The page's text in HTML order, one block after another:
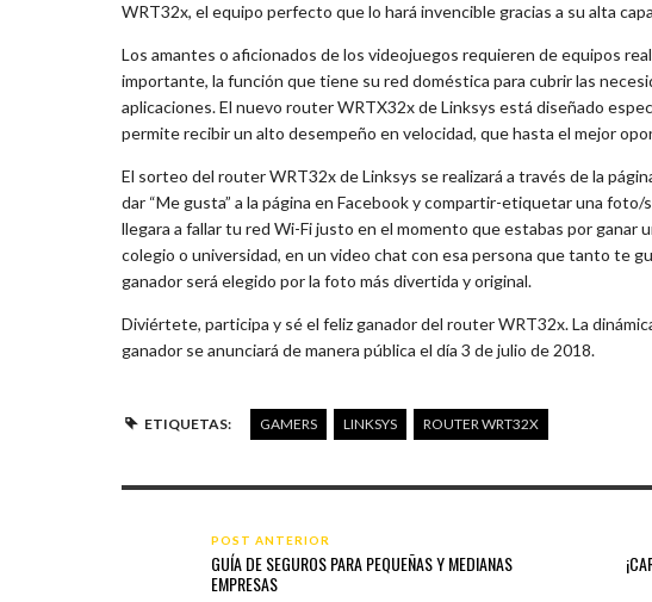
WRT32x, el equipo perfecto que lo hará invencible gracias a su alta
Los amantes o aficionados de los videojuegos requieren de equipos
importante, la función que tiene su red doméstica para cubrir las
aplicaciones. El nuevo router WRTX32x de Linksys está diseñado
permite recibir un alto desempeño en velocidad, que hasta el mejor
El sorteo del router WRT32x de Linksys se realizará a través de la
dar “Me gusta” a la página en Facebook y compartir-etiquetar una
llegara a fallar tu red Wi-Fi justo en el momento que estabas por ganar
colegio o universidad, en un video chat con esa persona que tanto te
ganador será elegido por la foto más divertida y original.
Diviértete, participa y sé el feliz ganador del router WRT32x. La
ganador se anunciará de manera pública el día 3 de julio de 2018.
ETIQUETAS: GAMERS LINKSYS ROUTER WRT32X
POST ANTERIOR
GUÍA DE SEGUROS PARA PEQUEÑAS Y MEDIANAS
EMPRESAS